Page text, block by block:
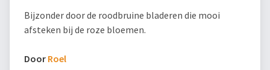
Bijzonder door de roodbruine bladeren die mooi
afsteken bij de roze bloemen.
Door Roel